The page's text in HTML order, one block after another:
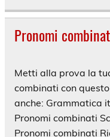
Pronomi
Metti alla prova la
combinati con
anche: Grammatica
Pronomi combinati
Pronomi combinati